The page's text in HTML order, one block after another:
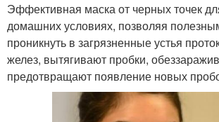
Эффективная маска от черных точек
домашних условиях, позволяя
проникнуть в загрязненные устья
желез, вытягивают пробки,
предотвращают появление новых